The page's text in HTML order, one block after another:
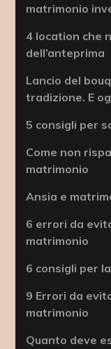
matrimonio
4 location che
dell’anteprima
Lancio del
tradizione. E
5 consigli per
Come non
matrimonio
Ansia e
6 errori da
matrimonio
6 consigli per
9 Errori da
matrimonio
Quanto deve